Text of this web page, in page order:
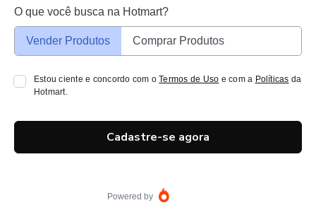
O que você busca na Hotmart?
Vender Produtos Comprar Produtos
Estou ciente e concordo com oTermos de Uso e com a Políticas da
Hotmart.
Cadastre-se agora
Powered by